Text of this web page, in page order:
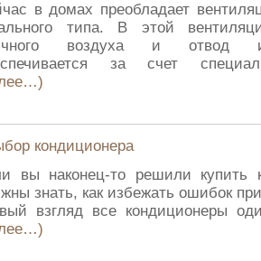
в домах преобладает
типа. В этой
воздуха и отвод
за счет
кондиционера
вы наконец-то решили купить
знать, как избежать ошибок
взгляд все кондиционеры